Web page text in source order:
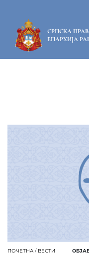
СРПСКА
ЕПАРХИЈА
ПОЧЕТНА / ВЕСТИ